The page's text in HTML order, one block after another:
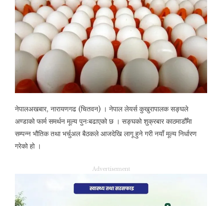
नेपालअखबार, नारायणगढ (चितवन) । नेपाल लेयर्स कुखुरापालक सङ्घले
अण्डाको फार्म समर्थन मूल्य पुनःबढाएको छ । सङ्घको शुक्रबार काठमाडौँमा
सम्पन्न भौतिक तथा भर्चुअल बैठकले आजदेखि लागू हुने गरी नयाँ मूल्य निर्धारण
गरेको हो ।
Advertisement